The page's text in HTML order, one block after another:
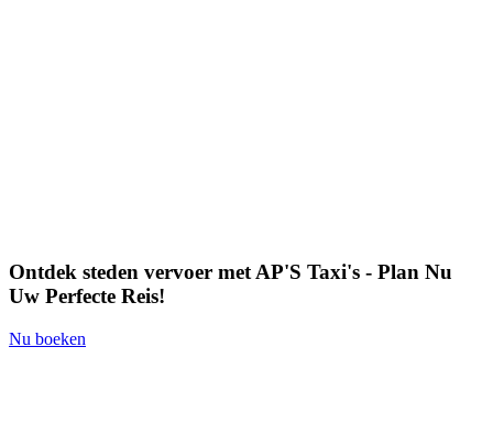
Ontdek steden vervoer met AP'S Taxi's - Plan Nu
Uw Perfecte Reis!
Nu boeken